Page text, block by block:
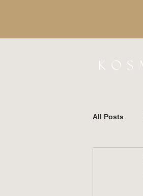
All Posts